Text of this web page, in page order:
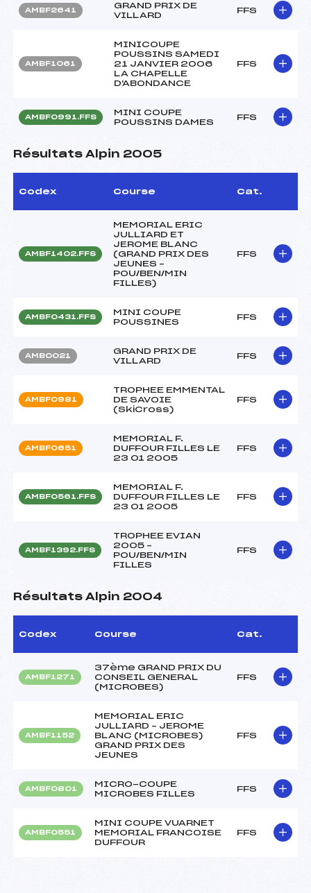
AMBF2641
GRAND PRIX DE
VILLARD
FFS
AMBF1061
MINICOUPE
POUSSINS SAMEDI
21 JANVIER 2006
LA CHAPELLE
D'ABONDANCE
FFS
AMBF0991.FFS
MINI COUPE
POUSSINS DAMES
FFS
Résultats Alpin 2005
Codex Course Cat.
AMBF1402.FFS
MEMORIAL ERIC
JULLIARD ET
JEROME BLANC
(GRAND PRIX DES
JEUNES –
POU/BEN/MIN
FILLES)
FFS
AMBF0431.FFS
MINI COUPE
POUSSINES
FFS
AMB0021
GRAND PRIX DE
VILLARD
FFS
AMBF0981
TROPHEE EMMENTAL
DE SAVOIE
(SkiCross)
FFS
AMBF0651
MEMORIAL F.
DUFFOUR FILLES LE
23 01 2005
FFS
AMBF0561.FFS
MEMORIAL F.
DUFFOUR FILLES LE
23 01 2005
FFS
AMBF1392.FFS
TROPHEE EVIAN
2005 –
POU/BEN/MIN
FILLES
FFS
Résultats Alpin 2004
Codex Course Cat.
AMBF1271
37ème GRAND PRIX DU
CONSEIL GENERAL
(MICROBES)
FFS
AMBF1152
MEMORIAL ERIC
JULLIARD – JEROME
BLANC (MICROBES)
GRAND PRIX DES
JEUNES
FFS
AMBF0801
MICRO-COUPE
MICROBES FILLES
FFS
AMBF0551
MINI COUPE VUARNET
MEMORIAL FRANCOISE
DUFFOUR
FFS